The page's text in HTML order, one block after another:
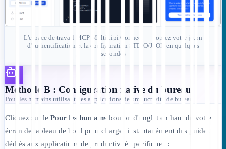
L'espace de travail MCP MultiLipi Connect — copiez votre jeton
d'authentification et la configuration STDIO/JSON en quelques
secondes
Méthode B : Configuration native du bureau
Pour les humains utilisant des applications de productivité de bureau
Cliquez sur le Pour les humains bouton d'onglet en haut de votre
écran de tableau de bord pour charger instantanément des guides
dédiés aux applications de productivité spécifiques :